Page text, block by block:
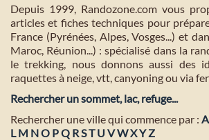
Depuis 1999, Randozone.com vous
articles et fiches techniques pour
France (Pyrénées, Alpes, Vosges...) et
Maroc, Réunion...) : spécialisé dans la
le trekking, nous donnons aussi des
raquettes à neige, vtt, canyoning ou via
Rechercher un sommet, lac, refuge...
Rechercher une ville qui commence par : A
L M NO PQ RST U VWXYZ